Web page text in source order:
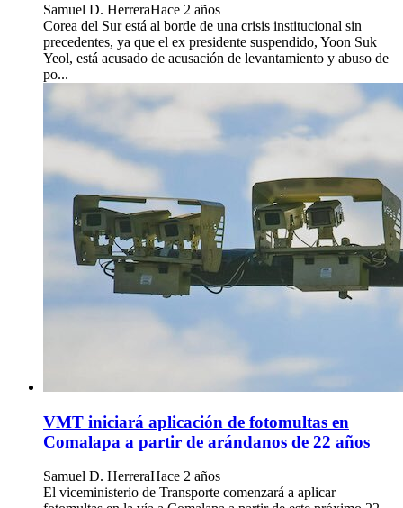
Samuel D. HerreraHace 2 años
Corea del Sur está al borde de una crisis institucional sin
precedentes, ya que el ex presidente suspendido, Yoon Suk
Yeol, está acusado de acusación de levantamiento y abuso de
po...
VMT iniciará aplicación de fotomultas en
Comalapa a partir de arándanos de 22 años
Samuel D. HerreraHace 2 años
El viceministerio de Transporte comenzará a aplicar